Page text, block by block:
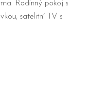
Rodinný pokoj s
satelitní TV s